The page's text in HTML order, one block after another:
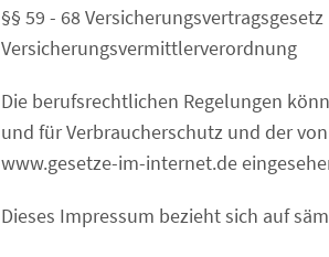
§§ 59 - 68 Versicherungsvertragsgesetz
Versicherungsvermittlerverordnung
Die berufsrechtlichen Regelungen
und für Verbraucherschutz und der
www.gesetze-im-internet.de
Dieses Impressum bezieht sich auf